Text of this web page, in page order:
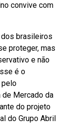
convive com
dos brasileiros
proteger, mas
e não
é o
pelo
Mercado da
do projeto
do Grupo Abril